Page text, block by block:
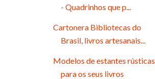
- Quadrinhos que p...
Cartonera Bibliotecas do
Brasil, livros artesanais...
Modelos de estantes rústicas
para os seus livros